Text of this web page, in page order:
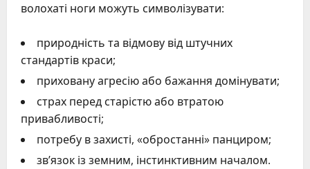
волохаті ноги можуть символізувати:
природність та відмову від штучних
стандартів краси;
приховану агресію або бажання домінувати;
страх перед старістю або втратою
привабливості;
потребу в захисті, «обростанні» панциром;
зв’язок із земним, інстинктивним началом.